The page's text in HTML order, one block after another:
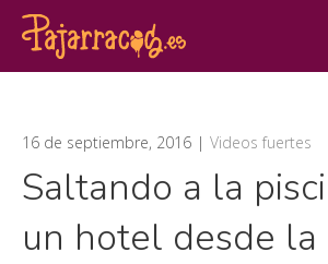
16 de septiembre, 2016 Videos fuertes
Saltando a la
un hotel desde la